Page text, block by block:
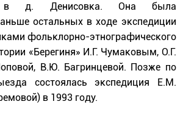
в д. Денисовка. Она была
остальных в ходе экспедиции
фольклорно-этнографического
«Берегиня» И.Г. Чумаковым, О.Г.
В.Ю. Багринцевой. Позже по
состоялась экспедиция Е.М.
в 1993 году.